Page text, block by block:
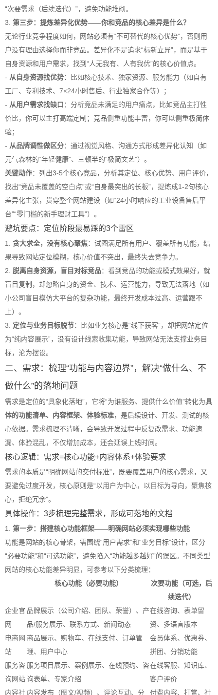
“次要需求（后续迭代）”，避免功能堆砌。
3. 第三步：提炼差异化优势——你和竞品的核心差异是什么？
无论行业竞争程度如何，网站必须有“不可替代的核心优势”，否则用
户没有理由选择你而非竞品。差异化不是追求“标新立异”，而是基于
自身资源和用户需求，找到“人无我有、人有我优”的核心价值点。
- 从自身资源找优势：比如核心技术、独家资源、服务能力（如自有
工厂、专利技术、7×24小时售后、行业独家合作等）；
- 从用户需求找缺口：分析竞品未满足的用户痛点，比如竞品主打性
价比，你可以主打高端定制；竞品侧重功能丰富，你可以侧重极简体
验；
- 从品牌调性做区分：通过视觉风格、沟通方式形成差异化认知（如
元气森林的“年轻健康”、三顿半的“极简文艺”）。
关键动作：列出3-5个核心竞品，分析其定位、核心优势、用户评价，
找出“竞品未覆盖的空白点”或“自身最突出的长板”，提炼成1-2句核心
差异化主张，贯穿整个网站建设（如“24小时响应的工业设备售后平
台”“零门槛的新手理财工具”）。
避坑要点：定位阶段最易踩的3个雷区
1. 贪大求全，没有核心聚焦：试图满足所有用户、覆盖所有功能，结
果导致网站定位模糊，核心价值不突出，最终失去竞争力。
2. 脱离自身资源，盲目对标竞品：看到竞品的功能或模式效果好，就
盲目复制，却忽略自身的资金、技术、运营能力，导致无法落地（如
小公司盲目模仿大平台的复杂功能，最终开发成本过高、运营跟不
上）。
3. 定位与业务目标脱节：比如业务核心是“线下获客”，却把网站定位
为“纯内容展示”，没有设计线索收集功能，导致网站无法支撑业务目
标，沦为摆设。
二、需求：梳理“功能与内容边界”，解决“做什么、不
做什么”的落地问题
需求是定位的“具象化落地”，它将“为谁服务、提供什么价值”转化为具
体的功能清单、内容框架、体验标准，是后续设计、开发、测试的核
心依据。需求梳理不清晰，会导致开发过程中反复改需求、功能遗
漏、体验混乱，不仅增加成本，还会延误上线时间。
核心逻辑：需求=核心功能+内容体系+体验要求
需求的本质是“明确网站的交付标准”，既要覆盖用户的核心需求，又
要避免过度开发，核心原则是“以用户为中心，以目标为导向，聚焦核
心，拒绝冗余”。
具体操作：3步梳理完整需求，形成可落地的文档
1. 第一步：搭建核心功能框架——明确网站必须实现哪些功能
功能是网站的核心骨架，需围绕“用户需求”和“业务目标”设计，区分
“必要功能”和“可选功能”，避免陷入“功能越多越好”的误区。不同类型
网站的核心功能差异明显，可参考以下分类梳理：
核心功能（必要功能）
次要功能（可选，后
续迭代）
企业官
网
品牌展示（公司介绍、团队、荣誉）、产
品/服务展示、联系方式、新闻动态
在线咨询、表单留
资、多语言版本
电商网
站
商品展示、购物车、在线支付、订单管
理、用户中心
会员体系、优惠券、
拼团、分销功能
服务咨
询网站
服务项目展示、案例展示、在线预约、咨
询表单、专家介绍
在线客服、知识库、
客户评价
内容社 内容发布（图文/视频）、评论互动、分 付费内容、打赏、社